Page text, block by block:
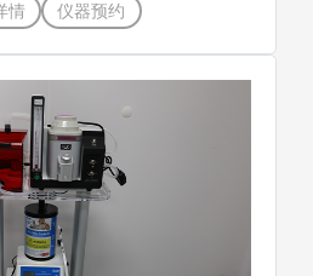
情 仪器预约